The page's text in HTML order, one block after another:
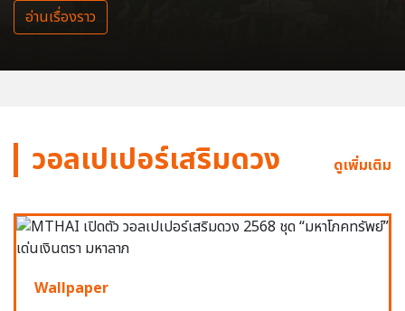
อ่านเรื่องราว
วอลเปเปอร์เสริมดวง ดูเพิ่มเติม
Wallpaper